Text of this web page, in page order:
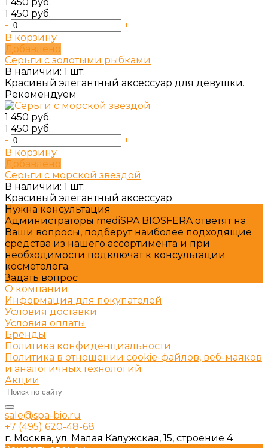
1 450 руб.
-
+
В корзину
Добавлено
Серьги с золотыми рыбками
В наличии: 1 шт.
Красивый элегантный аксессуар для девушки.
Рекомендуем
1 450 руб.
1 450 руб.
-
+
В корзину
Добавлено
Серьги с морской звездой
В наличии: 1 шт.
Красивый элегантный аксессуар.
Нужна консультация
Администраторы mediSPA BIOSFERA ответят на
Ваши вопросы, подберут наиболее подходящие
средства из нашего ассортимента и при
необходимости подключат к консультации
косметолога.
Задать вопрос
О компании
Информация для покупателей
Условия доставки
Условия оплаты
Бренды
Политика конфиденциальности
Политика в отношении cookie-файлов, веб-маяков
и аналогичных технологий
Акции
sale@spa-bio.ru
+7 (495) 620-48-68
г. Москва, ул. Малая Калужская, 15, строение 4